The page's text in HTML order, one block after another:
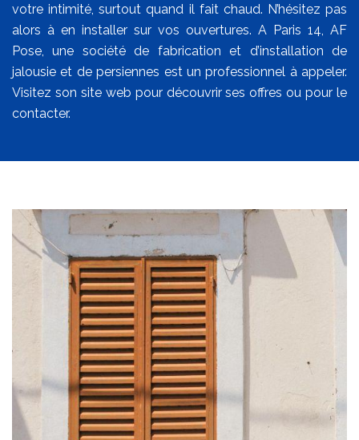
votre intimité, surtout quand il fait chaud. N’hésitez pas
alors à en installer sur vos ouvertures. A Paris 14, AF
Pose, une société de fabrication et d’installation de
jalousie et de persiennes est un professionnel à appeler.
Visitez son site web pour découvrir ses offres ou pour le
contacter.